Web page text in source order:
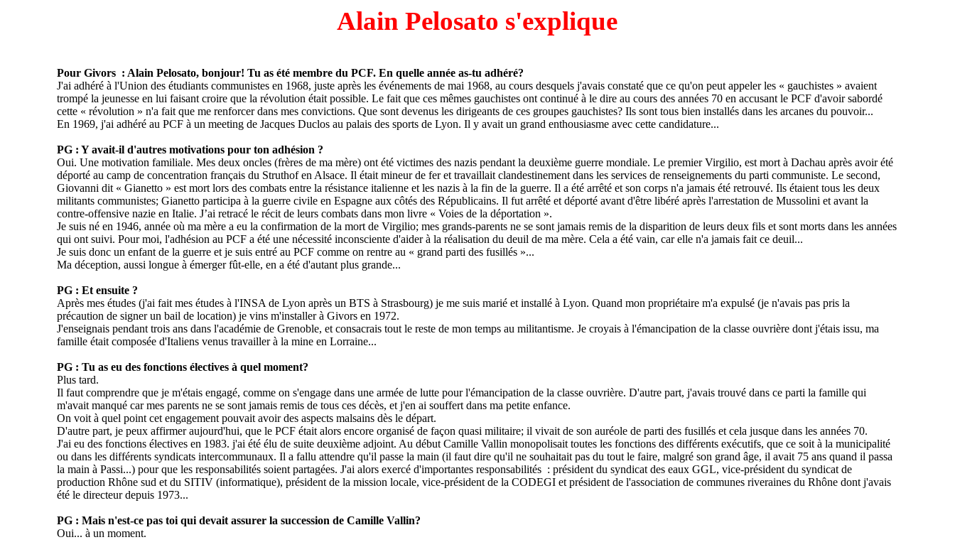
AlainPelosato s'explique
Pour Givors : Alain Pelosato, bonjour! Tu as été membre du PCF. En quelle année as-tu adhéré?
J'ai adhéré à l'Union des étudiants communistes en 1968, juste après les événements de mai 1968, au cours desquels j'avais constaté que ce qu'on peut appeler les « gauchistes » avaient
trompé la jeunesse en lui faisant croire que la révolution était possible. Le fait que ces mêmes gauchistes ont continué à le dire au cours des années 70 en accusant le PCF d'avoir sabordé
cette « révolution » n'a fait que me renforcer dans mes convictions. Que sont devenus les dirigeants de ces groupes gauchistes? Ils sont tous bien installés dans les arcanes du pouvoir...
En 1969, j'ai adhéré au PCF à un meeting de Jacques Duclos au palais des sports de Lyon. Il y avait un grand enthousiasme avec cette candidature...
PG : Y avait-il d'autres motivations pour ton adhésion ?
Oui. Une motivation familiale. Mes deux oncles (frères de ma mère) ont été victimes des nazis pendant la deuxième guerre mondiale. Le premierVirgilio, est mort à Dachau après avoir été
déporté au camp de concentration français du Struthof en Alsace. Il était mineur de fer et travaillait clandestinement dans les services de renseignements du parti communiste. Le second,
Giovanni dit « Gianetto » est mort lors des combats entre la résistance italienne et les nazis à la fin de la guerre. Il a été arrêté et son corps n'a jamais été retrouvé. Ils étaient tous les deux
militants communistes; Gianetto participa à la guerre civile en Espagne aux côtés des Républicains. Il fut arrêté et déporté avant d'être libéré après l'arrestation de Mussolini et avant la
contre-offensive nazie en Italie. J’ai retracé le récit de leurs combats dans mon livre « Voies de la déportation ».
Je suis né en 1946, année où ma mère a eu la confirmation de la mort de Virgilio; mes grands-parents ne se sont jamais remis de la disparition de leurs deux fils et sont morts dans les années
qui ont suivi. Pour moi, l'adhésion au PCF a été une nécessité inconsciente d'aider à la réalisation du deuil de ma mère. Cela a été vain, car elle n'a jamais fait ce deuil...
Je suis donc un enfant de la guerre et je suis entré au PCF comme on rentre au « grand parti des fusillés »...
Ma déception, aussi longue à émerger fût-elle, en a été d'autant plus grande...
PG : Et ensuite ?
Après mes études (j'ai fait mes études à l'INSA de Lyon après un BTS à Strasbourg) je me suis marié et installé à Lyon. Quand mon propriétaire m'a expulsé (je n'avais pas pris la
précaution de signer un bail de location) je vins m'installer à Givors en 1972.
J'enseignais pendant trois ans dans l'académie de Grenoble, et consacrais tout le reste de mon temps au militantisme. Je croyais à l'émancipation de la classe ouvrière dont j'étais issu, ma
famille était composée d'Italiens venus travailler à la mine en Lorraine...
PG : Tu as eu des fonctions électives à quel moment?
Plus tard.
Il faut comprendre que je m'étais engagé, comme on s'engage dans une armée de lutte pour l'émancipation de la classe ouvrière. D'autre part, j'avais trouvé dans ce parti la famille qui
m'avait manqué car mes parents ne se sont jamais remis de tous ces décès, et j'en ai souffert dans ma petite enfance.
On voit à quel point cet engagement pouvait avoir des aspects malsains dès le départ.
D'autre part, je peux affirmer aujourd'hui, que le PCF était alors encore organisé de façon quasi militaire; il vivait de son auréole de parti des fusillés et cela jusque dans les années 70.
J'ai eu des fonctions électives en 1983. j'ai été élu de suite deuxième adjoint. Au début Camille Vallin monopolisait toutes les fonctions des différents exécutifs, que ce soit à la municipalité
ou dans les différents syndicats intercommunaux. Il a fallu attendre qu'il passe la main (il faut dire qu'il ne souhaitait pas du tout le faire, malgré son grand âge, il avait 75 ans quand il passa
la main à Passi...) pour que les responsabilités soient partagées. J'ai alors exercé d'importantes responsabilités : président du syndicat des eaux GGL, vice-président du syndicat de
production Rhône sud et du SITIV (informatique), président de la mission locale, vice-président de la CODEGI et président de l'association de communes riveraines du Rhône dont j'avais
été le directeur depuis 1973...
PG : Mais n'est-ce pas toi qui devait assurer la succession de Camille Vallin?
Oui... à un moment.